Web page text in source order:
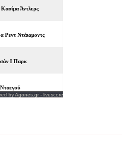
byAgones.gr - livescore